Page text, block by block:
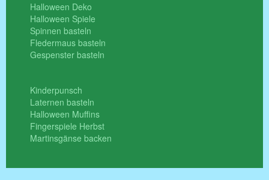
Halloween Deko
Halloween Spiele
Spinnen basteln
Fledermaus basteln
Gespenster basteln
Kinderpunsch
Laternen basteln
Halloween Muffins
Fingerspiele Herbst
Martinsgänse backen